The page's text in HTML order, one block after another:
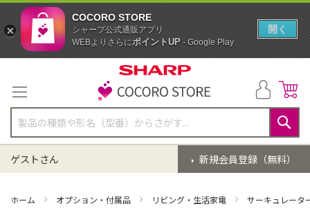
テ
ン
ツ
に
ス
キ
ッ
検
索
新規会員登録（無料）
ゲストさん
ホーム オプション・付属品 リビング・生活家電 サーキュレータ
COCORO STORE
シャープ公式通販アプリ
WEBよりさらにポイントUP- Google Play
開く